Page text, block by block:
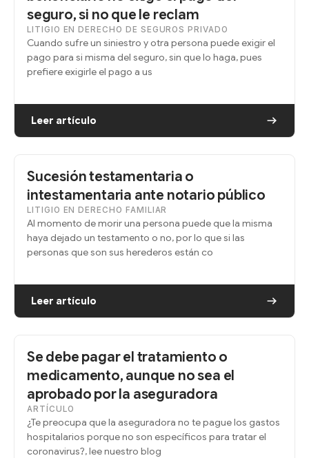
seguro, si no que le reclam
LITIGIO EN DERECHO DE SEGUROS PRIVADO
Cuando sufre un siniestro y otra persona puede exigir el
pago para si misma del seguro, sin que lo haga, pues
prefiere exigirle el pago a us
Leer artículo
Sucesión testamentaria o
intestamentaria ante notario público
LITIGIO EN DERECHO FAMILIAR
Al momento de morir una persona puede que la misma
haya dejado un testamento o no, por lo que si las
personas que son sus herederos están co
Leer artículo
Se debe pagar el tratamiento o
medicamento, aunque no sea el
aprobado por la aseguradora
ARTÍCULO
¿Te preocupa que la aseguradora no te pague los gastos
hospitalarios porque no son específicos para tratar el
coronavirus?, lee nuestro blog